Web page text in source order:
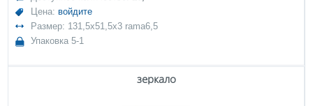
Цена: войдите
Размер: 131,5x51,5x3 rama6,5
Упаковка 5-1
зеркало